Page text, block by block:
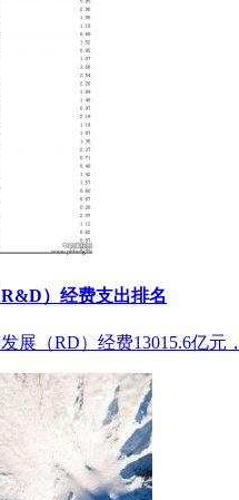
）经费支出排名
展（RD）经费13015.6亿元